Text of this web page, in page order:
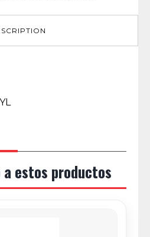
a estos productos